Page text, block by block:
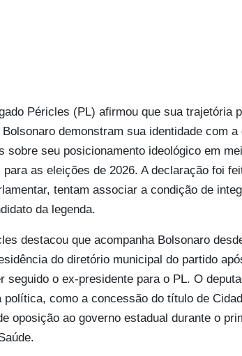
Péricles (PL) afirmou que sua trajetória
demonstram sua identidade com
sobre seu posicionamento ideológico em
as eleições de 2026. A declaração foi
tentam associar a condição de
da legenda.
destacou que acompanha Bolsonaro
do diretório municipal do partido
seguido o ex-presidente para o PL. O
como a concessão do título de
oposição ao governo estadual durante o